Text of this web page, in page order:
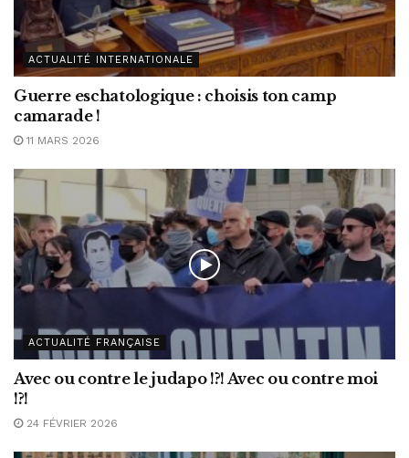
ACTUALITÉ INTERNATIONALE
Guerre eschatologique : choisis ton camp
camarade !
11 MARS 2026
ACTUALITÉ FRANÇAISE
Avec ou contre le judapo !?! Avec ou contre moi
!?!
24 FÉVRIER 2026